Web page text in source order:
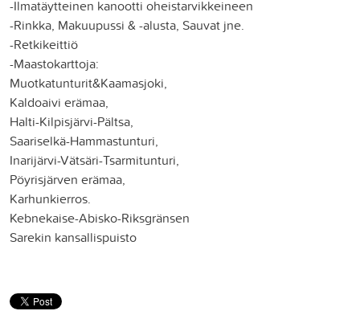
-Ilmatäytteinen kanootti oheistarvikkeineen
-Rinkka, Makuupussi & -alusta, Sauvat jne.
-Retkikeittiö
-Maastokarttoja:
Muotkatunturit&Kaamasjoki,
Kaldoaivi erämaa,
Halti-Kilpisjärvi-Pältsa,
Saariselkä-Hammastunturi,
Inarijärvi-Vätsäri-Tsarmitunturi,
Pöyrisjärven erämaa,
Karhunkierros.
Kebnekaise-Abisko-Riksgränsen
Sarekin kansallispuisto